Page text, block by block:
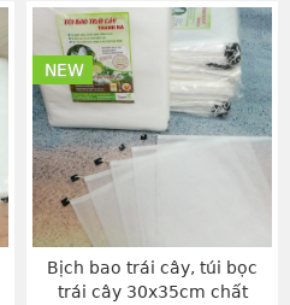
Bịch bao trái cây, túi bọc
trái cây 30x35cm chất
NEW